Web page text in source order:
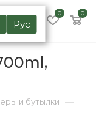
Рус
0 0
и бутылки —